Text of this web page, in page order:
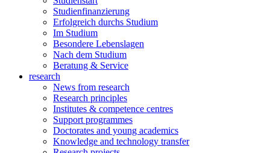
Studienfinanzierung
Erfolgreich durchs Studium
Im Studium
Besondere Lebenslagen
Nach dem Studium
Beratung & Service
research
News from research
Research principles
Institutes & competence centres
Support programmes
Doctorates and young academics
Knowledge and technology transfer